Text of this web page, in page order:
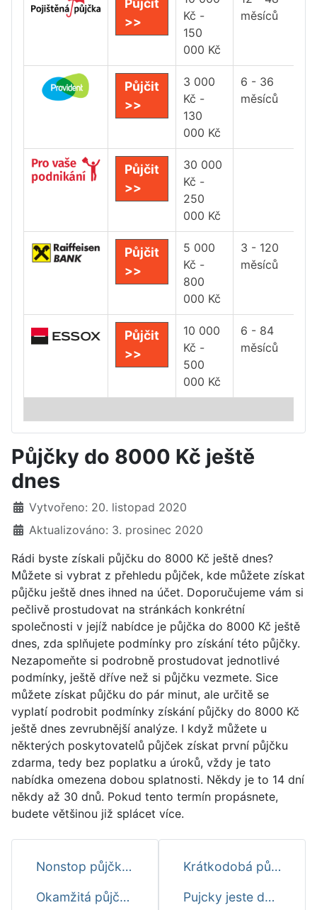
Půjčit
>>
Kč -
150
000 Kč
měsíců
Půjčit
>>
3 000
Kč -
130
000 Kč
6 - 36
měsíců
Půjčit
>>
30 000
Kč -
250
000 Kč
Půjčit
>>
5 000
Kč -
800
000 Kč
3 - 120
měsíců
Půjčit
>>
10 000
Kč -
500
000 Kč
6 - 84
měsíců
Půjčky do 8000 Kč ještě
dnes
Základní údaje
Vytvořeno: 20. listopad 2020
Aktualizováno: 3. prosinec 2020
Rádi byste získali půjčku do 8000 Kč ještě dnes?
Můžete si vybrat z přehledu půjček, kde můžete získat
půjčku ještě dnes ihned na účet. Doporučujeme vám si
pečlivě prostudovat na stránkách konkrétní
společnosti v jejíž nabídce je půjčka do 8000 Kč ještě
dnes, zda splňujete podmínky pro získání této půjčky.
Nezapomeňte si podrobně prostudovat jednotlivé
podmínky, ještě dříve než si půjčku vezmete. Sice
můžete získat půjčku do pár minut, ale určitě se
vyplatí podrobit podmínky získání půjčky do 8000 Kč
ještě dnes zevrubnější analýze. I když můžete u
některých poskytovatelů půjček získat první půjčku
zdarma, tedy bez poplatku a úroků, vždy je tato
nabídka omezena dobou splatnosti. Někdy je to 14 dní
někdy až 30 dnů. Pokud tento termín propásnete,
budete většinou již splácet více.
Nonstop půjčky ještě dnes
Okamžitá půjčka ještě dnes
Krátkodobá půjčka ještě dnes
Pujcky jeste dnes